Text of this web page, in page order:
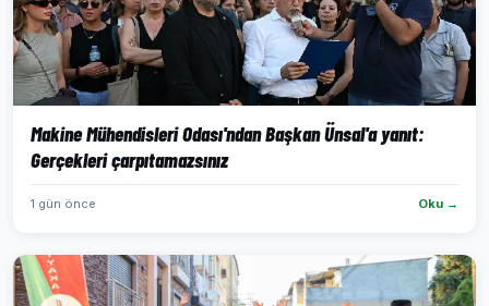
Makine Mühendisleri Odası'ndan Başkan Ünsal'a yanıt:
Gerçekleri çarpıtamazsınız
1 gün önce Oku →